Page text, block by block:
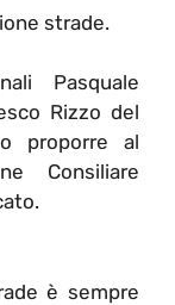
strade.
Pasquale
Rizzo del
proporre al
Consiliare
è sempre